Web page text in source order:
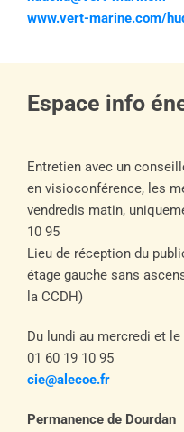
www.vert-marine.com/
Espace info
Entretien avec un
en visioconférence, les
vendredis matin,
10 95
Lieu de réception du
étage gauche sans
la CCDH)
Du lundi au mercredi et
01 60 19 10 95
cie@alecoe.fr
Permanence de Dourdan